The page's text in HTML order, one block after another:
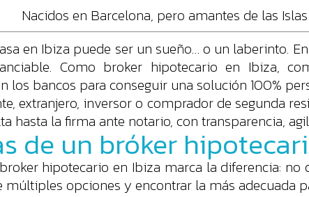
Nacidos en Barcelona, pero amantes de las
en Ibiza puede ser un sueño… o un laberinto.
Como broker hipotecario en Ibiza,
los bancos para conseguir una solución 100%
extranjero, inversor o comprador de segunda
hasta la firma ante notario, con transparencia,
de un bróker
hipotecario en Ibiza marca la diferencia:
opciones y encontrar la más adecuada